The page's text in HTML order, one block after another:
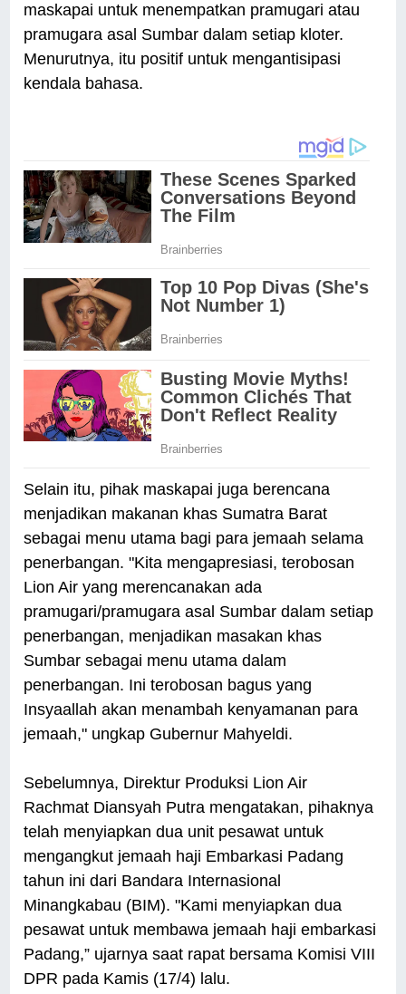
maskapai untuk menempatkan pramugari atau
pramugara asal Sumbar dalam setiap kloter.
Menurutnya, itu positif untuk mengantisipasi
kendala bahasa.
Selain itu, pihak maskapai juga berencana
menjadikan makanan khas Sumatra Barat
sebagai menu utama bagi para jemaah selama
penerbangan. "Kita mengapresiasi, terobosan
Lion Air yang merencanakan ada
pramugari/pramugara asal Sumbar dalam setiap
penerbangan, menjadikan masakan khas
Sumbar sebagai menu utama dalam
penerbangan. Ini terobosan bagus yang
Insyaallah akan menambah kenyamanan para
jemaah," ungkap Gubernur Mahyeldi.
Sebelumnya, Direktur Produksi Lion Air
Rachmat Diansyah Putra mengatakan, pihaknya
telah menyiapkan dua unit pesawat untuk
mengangkut jemaah haji Embarkasi Padang
tahun ini dari Bandara Internasional
Minangkabau (BIM). "Kami menyiapkan dua
pesawat untuk membawa jemaah haji embarkasi
Padang,” ujarnya saat rapat bersama Komisi VIII
DPR pada Kamis (17/4) lalu.